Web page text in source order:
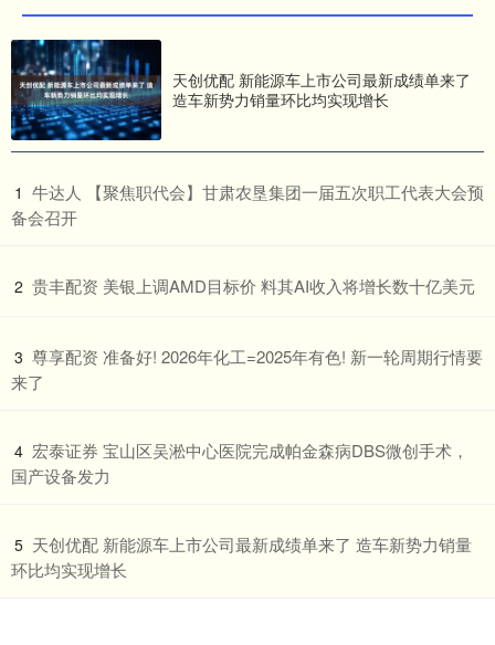
天创优配 新能源车上市公司最新成绩单来了
造车新势力销量环比均实现增长
1 ​牛达人 【聚焦职代会】甘肃农垦集团一届五次职工代表大会预
备会召开
2 ​贵丰配资 美银上调AMD目标价 料其AI收入将增长数十亿美元
3 ​尊享配资 准备好! 2026年化工=2025年有色! 新一轮周期行情要
来了
4 ​宏泰证券 宝山区吴淞中心医院完成帕金森病DBS微创手术，
国产设备发力
5 ​天创优配 新能源车上市公司最新成绩单来了 造车新势力销量
环比均实现增长